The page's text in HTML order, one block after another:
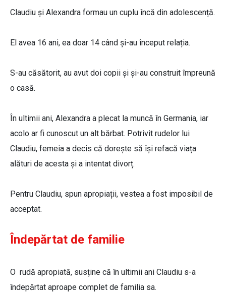
Claudiu și Alexandra formau un cuplu încă din adolescență.
El avea 16 ani, ea doar 14 când și-au început relația.
S-au căsătorit, au avut doi copii și și-au construit împreună
o casă.
În ultimii ani, Alexandra a plecat la muncă în Germania, iar
acolo ar fi cunoscut un alt bărbat. Potrivit rudelor lui
Claudiu, femeia a decis că dorește să își refacă viața
alături de acesta și a intentat divorț.
Pentru Claudiu, spun apropiații, vestea a fost imposibil de
acceptat.
Îndepărtat de familie
O rudă apropiată, susține că în ultimii ani Claudiu s-a
îndepărtat aproape complet de familia sa.